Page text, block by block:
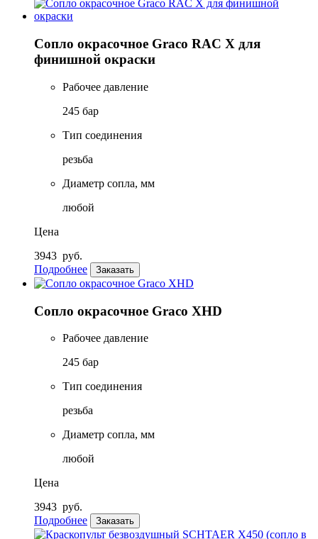
Сопло окрасочное Graco RAC X для
финишной окраски
Рабочее давление
245 бар
Тип соединения
резьба
Диаметр сопла, мм
любой
Цена
3943 руб.
Подробнее
Заказать
Сопло окрасочное Graco XHD
Рабочее давление
245 бар
Тип соединения
резьба
Диаметр сопла, мм
любой
Цена
3943 руб.
Подробнее
Заказать